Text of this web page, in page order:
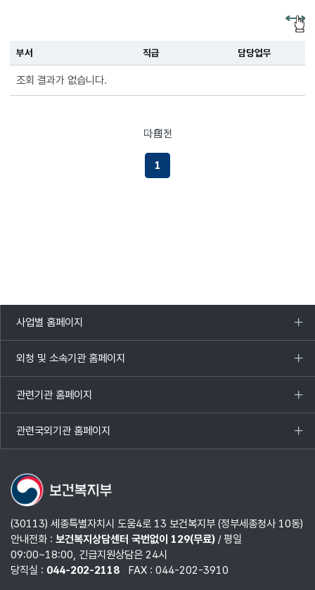
부서 직급 담당업무
조회 결과가 없습니다.
이전
페이지로이동하기
1
다음페이지로이동하기
사업별 홈페이지
목록
열기
외청 및 소속기관 홈페이지
목록
열기
관련기관 홈페이지
목록
열기
관련국외기관 홈페이지
목록
열기
(30113) 세종특별자치시 도움4로 13 보건복지부 (정부세종청사 10동)
안내전화 : 보건복지상담센터 국번없이 129(무료)/ 평일
09:00~18:00, 긴급지원상담은 24시
당직실 : 044-202-2118 FAX : 044-202-3910